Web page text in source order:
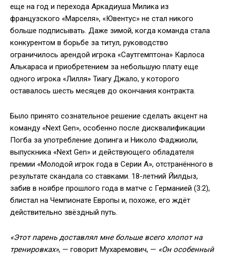
еще на год и перехода Аркадиуша Милика из
французского «Марселя», «Ювентус» не стал никого
больше подписывать. Даже зимой, когда команда стала
конкурентом в борьбе за титул, руководство
ограничилось арендой игрока «Саутгемптона» Карлоса
Алькараса и приобретением за небольшую плату еще
одного игрока «Лилля» Тиагу Джало, у которого
оставалось шесть месяцев до окончания контракта.
Было принято сознательное решение сделать акцент на
команду «Next Gen», особенно после дисквалификации
Погба за употребление допинга и Николо Фаджиоли,
выпускника «Next Gen» и действующего обладателя
премии «Молодой игрок года в Серии А», отстранённого в
результате скандала со ставками. 18-летний Йилдыз,
забив в ноябре прошлого года в матче с Германией (3:2),
блистал на Чемпионате Европы и, похоже, его ждёт
действительно звёздный путь.
«Этот парень доставлял мне больше всего хлопот на
тренировках», — говорит Мухаремович, — «Он особенный